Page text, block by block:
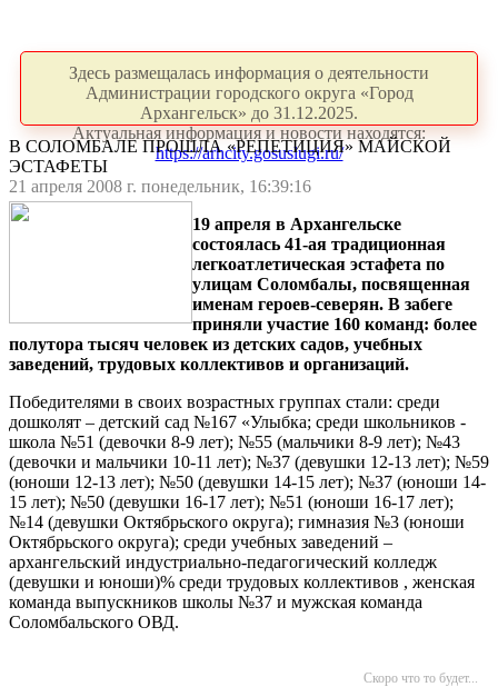
Здесь размещалась информация о деятельности
Администрации городского округа «Город
Архангельск» до 31.12.2025.
Актуальная информация и новости находятся:
https://arhcity.gosuslugi.ru/
В СОЛОМБАЛЕ ПРОШЛА «РЕПЕТИЦИЯ» МАЙСКОЙ
ЭСТАФЕТЫ
21 апреля 2008 г. понедельник, 16:39:16
19 апреля в Архангельске
состоялась 41-ая традиционная
легкоатлетическая эстафета по
улицам Соломбалы, посвященная
именам героев-северян. В забеге
приняли участие 160 команд: более
полутора тысяч человек из детских садов, учебных
заведений, трудовых коллективов и организаций.
Победителями в своих возрастных группах стали: среди
дошколят – детский сад №167 «Улыбка; среди школьников -
школа №51 (девочки 8-9 лет); №55 (мальчики 8-9 лет); №43
(девочки и мальчики 10-11 лет); №37 (девушки 12-13 лет); №59
(юноши 12-13 лет); №50 (девушки 14-15 лет); №37 (юноши 14-
15 лет); №50 (девушки 16-17 лет); №51 (юноши 16-17 лет);
№14 (девушки Октябрьского округа); гимназия №3 (юноши
Октябрьского округа); среди учебных заведений –
архангельский индустриально-педагогический колледж
(девушки и юноши)% среди трудовых коллективов , женская
команда выпускников школы №37 и мужская команда
Соломбальского ОВД.
Скоро что то будет...